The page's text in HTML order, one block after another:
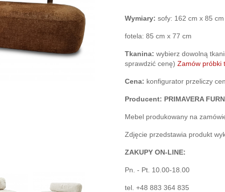
Wymiary: sofy: 162 cm x 85 cm
fotela: 85 cm x 77 cm
Tkanina: wybierz dowolną
sprawdzić cenę) Zamów próbki
Cena: konfigurator przeliczy
Producent: PRIMAVERA
Mebel produkowany na
Zdjęcie przedstawia produkt
ZAKUPY ON-LINE:
Pn. - Pt. 10.00-18.00
tel. +48 883 364 835